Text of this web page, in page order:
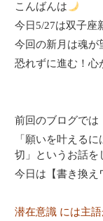
こんばんは
今日5/27は双子座
今回の新月は魂が
恐れずに進む！心
前回のブログでは
「願いを叶える
切」というお話を
今日は【書き換え
潜在意識 には主